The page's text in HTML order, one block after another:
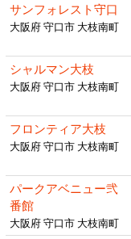
サンフォレスト守口
大阪府 守口市 大枝南町
シャルマン大枝
大阪府 守口市 大枝南町
フロンティア大枝
大阪府 守口市 大枝南町
パークアベニュー弐
番館
大阪府 守口市 大枝南町